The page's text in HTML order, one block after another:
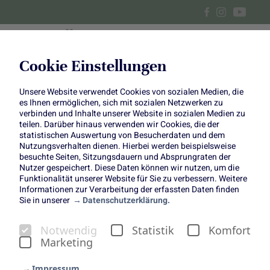
Cookie Einstellungen
Unsere Website verwendet Cookies von sozialen Medien, die
es Ihnen ermöglichen, sich mit sozialen Netzwerken zu
verbinden und Inhalte unserer Website in sozialen Medien zu
teilen. Darüber hinaus verwenden wir Cookies, die der
statistischen Auswertung von Besucherdaten und dem
Nutzungsverhalten dienen. Hierbei werden beispielsweise
besuchte Seiten, Sitzungsdauern und Absprungraten der
Nutzer gespeichert. Diese Daten können wir nutzen, um die
Funktionalität unserer Website für Sie zu verbessern. Weitere
Informationen zur Verarbeitung der erfassten Daten finden
Sie in unserer
Datenschutzerklärung.
Notwendig Statistik
Komfort
Marketing
Nein zu Stein:
Insektenfreundliche Stauden
statt grauem Beton
In unserer Themenwoche „Nein zu Stein“ informieren wir
nicht nur über die Nachteile von Steinwüsten, sondern
werden auch aktiv: Die ganze Woche zeigen wir euch
gemeinsam mit tollen Garten-Creatorn, was Blumen und